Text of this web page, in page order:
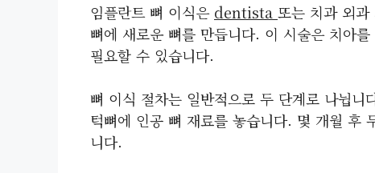
임플란트 뼈 이식은 dentista 또는 치과 외과
뼈에 새로운 뼈를 만듭니다. 이 시술은 치아
필요할 수 있습니다.
뼈 이식 절차는 일반적으로 두 단계로 나뉩
턱뼈에 인공 뼈 재료를 놓습니다. 몇 개월 후
니다.